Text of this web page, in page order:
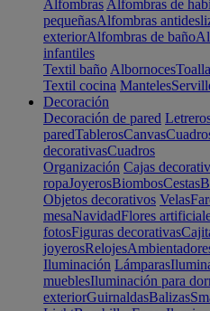
Alfombras Alfombras de
pequeñasAlfombras
exteriorAlfombras de baño
infantiles
Textil baño Albornoces
Textil cocina Manteles
Decoración
Decoración de pared
paredTablerosCanvas
decorativasCuadros
Organización Cajas
ropaJoyerosBiombosCestas
Objetos decorativos Velas
mesaNavidadFlores
fotosFiguras decorativas
joyerosRelojes
Iluminación Lámparas
mueblesIluminación para
exteriorGuirnaldasBalizas